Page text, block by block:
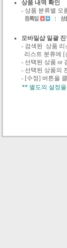
상품 내역 확인
- 상품 분류별 오
모바일샵 일괄 진
- 검색된 상품 리
리스트 분류에
- 선택된 상품 or
- 선택된 상품의
- [수정] 버튼을
** 별도의 설정을